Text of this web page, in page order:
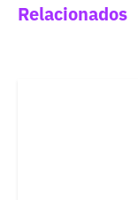
Relacionados